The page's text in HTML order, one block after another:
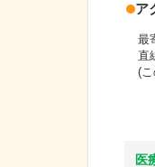
ア
最
直
(
医